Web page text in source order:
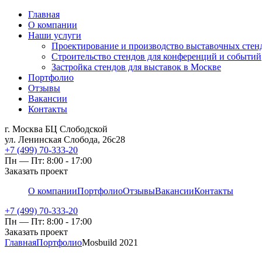
Главная
О компании
Наши услуги
Проектирование и производство выставочных
Строительство стендов для конференций и событий
Застройка стендов для выставок в Москве
Портфолио
Отзывы
Вакансии
Контакты
г. Москва БЦ Слободской
ул. Ленинская Слобода, 26с28
+7 (499) 70-333-20
Пн — Пт: 8:00 - 17:00
Заказать проект
О компанииПортфолиоОтзывыВакансииКонтакты
+7 (499) 70-333-20
Пн — Пт: 8:00 - 17:00
Заказать проект
ГлавнаяПортфолиоMosbuild 2021